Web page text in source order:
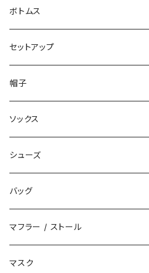
ジャケット
コート
ダウン
ベスト
ボトムス
ロングパンツ
ハーフパンツ
デニムパンツ
セットアップ
帽子
ニット帽 / ビーニー
キャップ
ハット
ソックス
シューズ
スニーカー
サンダル
ブーツ
バッグ
エコバッグ / マーケットバッグ
ショルダーバッグ
マフラー / ストール
マスク